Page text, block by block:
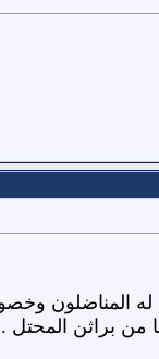
له المناضلون
من براثن المحتل